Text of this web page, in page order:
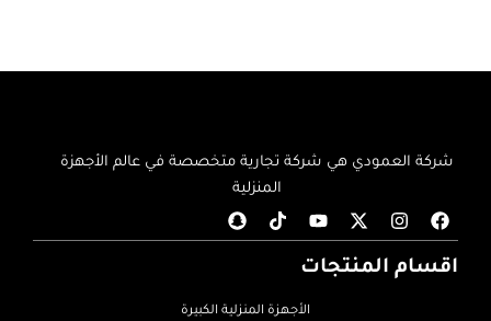
شركة العمودي هي شركة تجارية متخصصة في عالم الأجهزة
المنزلية
اقسام المنتجات
الأجهزة المنزلية الكبيرة